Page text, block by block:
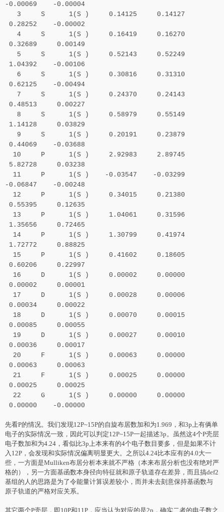
-0.00069 -0.00004
3 S 1(S ) 0.14125 0.14127
0.28252 -0.00002
4 S 1(S ) 0.16419 0.16270
0.32689 0.00149
5 S 1(S ) 0.52143 0.52249
1.04392 -0.00106
6 S 1(S ) 0.30816 0.31310
0.62125 -0.00494
7 S 1(S ) 0.24370 0.24143
0.48513 0.00227
8 S 1(S ) 0.58979 0.55149
1.14128 0.03829
9 S 1(S ) 0.20191 0.23879
0.44069 -0.03688
10 P 1(S ) 2.92983 2.89745
5.82728 0.03238
11 P 1(S ) -0.03547 -0.03299
-0.06847 -0.00248
12 P 1(S ) 0.34015 0.21380
0.55395 0.12635
13 P 1(S ) 1.04061 0.31596
1.35656 0.72465
14 P 1(S ) 1.30799 0.41974
1.72772 0.88825
15 P 1(S ) 0.41602 0.18605
0.60206 0.22997
16 D 1(S ) 0.00002 0.00000
0.00002 0.00001
17 D 1(S ) 0.00028 0.00006
0.00034 0.00022
18 D 1(S ) 0.00070 0.00015
0.00085 0.00055
19 D 1(S ) 0.00027 0.00010
0.00036 0.00017
20 F 1(S ) 0.00063 0.00000
0.00063 0.00063
21 F 1(S ) 0.00025 0.00000
0.00025 0.00025
22 G 1(S ) 0.00000 0.00000
0.00000 -0.00000
先看P的情况。我们发现12P~15P的自旋布居数加和为1.969，和3p上有俩单
电子的实际情况一致，因此可以判定12P~15P一起描述3p。虽然这4个P壳层
电子数加和为4.24，看似比3p上本来有的4个电子数目要多，但是如果不计
入12P，会发现和实际情况偏离明显更大。之所以4.24比本应有的4.0大一
些，一方面是Mulliken布居分析本来就不严格（本来布居分析也没有绝对严
格的），另一方面基函数本身径向特征就和原子轨道存在差异，而且搞def2
基组的人的思路是为了令能量计算误差较小，而并未去刻意保持基函数与
原子轨道的严格对应关系。
其它两个P壳层，即10P和11P，应当认为对应的是2p，确实二者的电子数之